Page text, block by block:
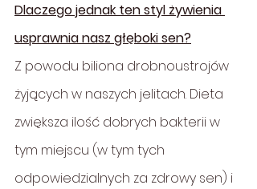
Dlaczego jednak ten styl żywienia
usprawnia nasz głęboki sen?
Z powodu biliona drobnoustrojów
żyjących w naszych jelitach. Dieta
zwiększa ilość dobrych bakterii w
tym miejscu (w tym tych
odpowiedzialnych za zdrowy sen) i